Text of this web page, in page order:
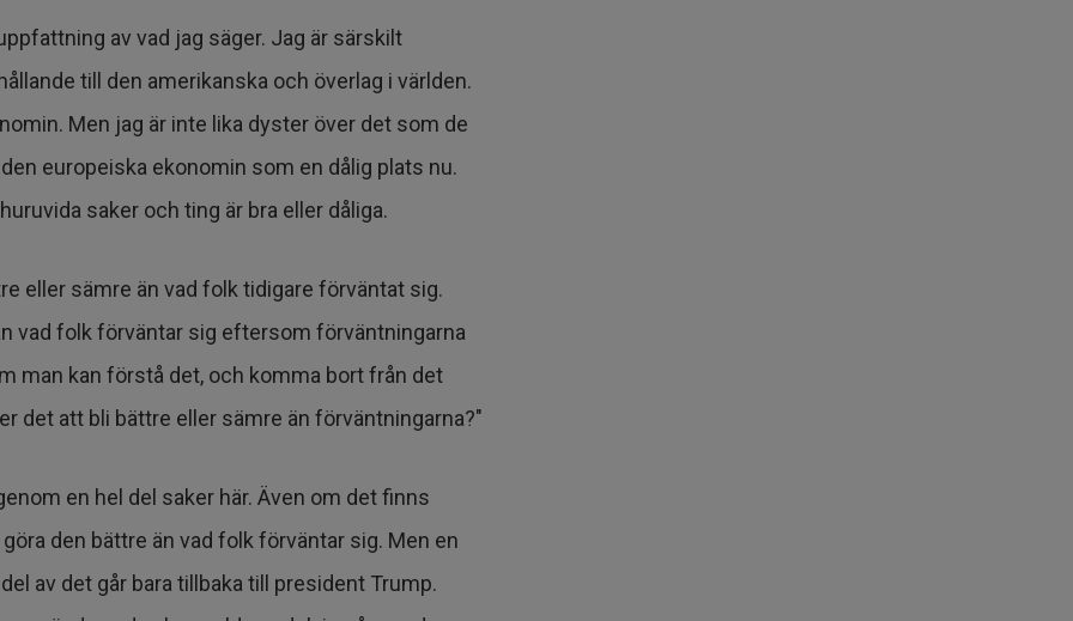
av vad jag säger. Jag är särskilt
till den amerikanska och överlag i världen.
Men jag är inte lika dyster över det som de
europeiska ekonomin som en dålig plats nu.
saker och ting är bra eller dåliga.
eller sämre än vad folk tidigare förväntat sig.
vad folk förväntar sig eftersom förväntningarna
man kan förstå det, och komma bort från det
det att bli bättre eller sämre än förväntningarna?"
en hel del saker här. Även om det finns
den bättre än vad folk förväntar sig. Men en
av det går bara tillbaka till president Trump.